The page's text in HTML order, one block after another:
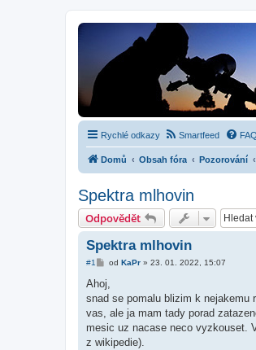
Rychlé odkazy Smartfeed FAQ
Domů Obsah fóra Pozorování
Spektra mlhovin
Odpovědět
Spektra mlhovin
#1
P
í
s
p
v
e
k
od KaPr» 23. 01. 2022, 15:07
Ahoj,
snad se pomalu blizim k nejakemu
vas, ale ja mam tady porad
mesic uz nacase neco vyzkouset.
z wikipedie).